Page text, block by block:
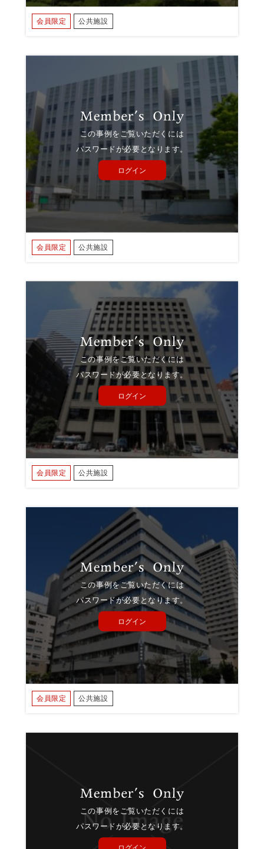
会員限定 公共施設
この事例をご覧いただくには
パスワードが必要となります。
ログイン
会員限定 公共施設
この事例をご覧いただくには
パスワードが必要となります。
ログイン
会員限定 公共施設
この事例をご覧いただくには
パスワードが必要となります。
ログイン
会員限定 公共施設
この事例をご覧いただくには
パスワードが必要となります。